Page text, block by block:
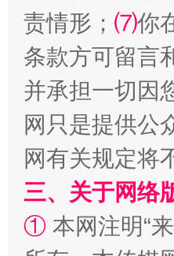
国家大学科技园优化重
责情形； ⑺你
条款方可留言
并承担一切因
网只是提供公
网有关规定将
三、关于网络
① 本网注明“